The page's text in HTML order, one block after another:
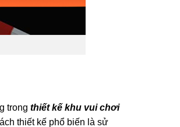
trong thiết kế khu vui chơi
thiết kế phổ biến là sử